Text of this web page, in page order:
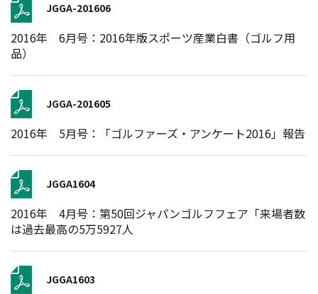
JGGA-201606
2016年 6月号：2016年版スポーツ産業白書（ゴルフ用
品）
JGGA-201605
2016年 5月号：「ゴルファーズ・アンケート2016」報告
JGGA1604
2016年 4月号：第50回ジャパンゴルフフェア「来場者数
は過去最高の5万5927人
JGGA1603